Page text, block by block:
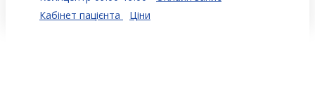
Кабінет пацієнта
Ціни